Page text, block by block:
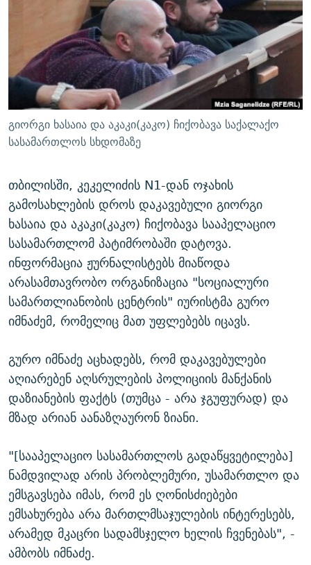
ᲛᲝᲚᲐᲞᲐᲠᲐᲙᲔ ᲢᲔᲥᲡᲢᲔᲑᲘ
ᲨᲘᲜ - ᲣᲪᲮᲝᲔᲗᲨᲘ
ᲚᲘᲢᲔᲠᲐᲢᲣᲠᲣᲚᲘ ᲬᲐᲮᲜᲐᲒᲔᲑᲘ
ᲐᲛᲔᲠᲘᲙᲣᲚᲘ ᲛᲝᲗᲮᲠᲝᲑᲐ
ᲘᲛᲞᲔᲠᲘᲐ ᲓᲐ ᲠᲐᲓᲘᲝ
ᲩᲔᲛᲘ ᲡᲘᲙᲕᲓᲘᲚᲘᲡ ᲛᲘᲖᲔᲖᲘᲐ COVID-19
11 ᲬᲔᲚᲘ - 11 ᲐᲛᲑᲐᲕᲘ
ᲡᲐᲞᲐᲠᲚᲐᲛᲔᲜᲢᲝ ᲐᲠᲩᲔᲕᲜᲔᲑᲘᲡ ᲘᲡᲢᲝᲠᲘᲐ
ᲑᲐᲕᲨᲕᲔᲑᲘ ᲞᲠᲝᲡᲢᲘᲢᲣᲪᲘᲐᲨᲘ - ᲐᲛᲝᲣᲗᲥᲛᲔᲚᲘ ᲐᲛᲑᲐᲕᲘ
5 ᲐᲛᲑᲐᲕᲘ - 20 ᲘᲕᲜᲘᲡᲡ ᲓᲐᲨᲐᲕᲔᲑᲣᲚᲔᲑᲘ
ᲐᲒᲕᲘᲡᲢᲝᲡ ᲝᲛᲘ
რთე/რთ-ის ყველა საიტი
გიორგი ხასაია და აკაკი(კაკო) ჩიქობავა საქალაქო
სასამართლოს სხდომაზე
თბილისში, კეკელიძის N1-დან ოჯახის
გამოსახლების დროს დაკავებული გიორგი
ხასაია და აკაკი(კაკო) ჩიქობავა სააპელაციო
სასამართლომ პატიმრობაში დატოვა.
ინფორმაცია ჟურნალისტებს მიაწოდა
არასამთავრობო ორგანიზაცია "სოციალური
სამართლიანობის ცენტრის" იურისტმა გურო
იმნაძემ, რომელიც მათ უფლებებს იცავს.
გურო იმნაძე აცხადებს, რომ დაკავებულები
აღიარებენ აღსრულების პოლიციის მანქანის
დაზიანების ფაქტს (თუმცა - არა ჯგუფურად) და
მზად არიან აანაზღაურონ ზიანი.
"[სააპელაციო სასამართლოს გადაწყვეტილება]
ნამდვილად არის პრობლემური, უსამართლო და
ემსგავსება იმას, რომ ეს ღონისძიებები
ემსახურება არა მართლმსაჯულების ინტერესებს,
არამედ მკაცრი სადამსჯელო ხელის ჩვენებას", -
ამბობს იმნაძე.